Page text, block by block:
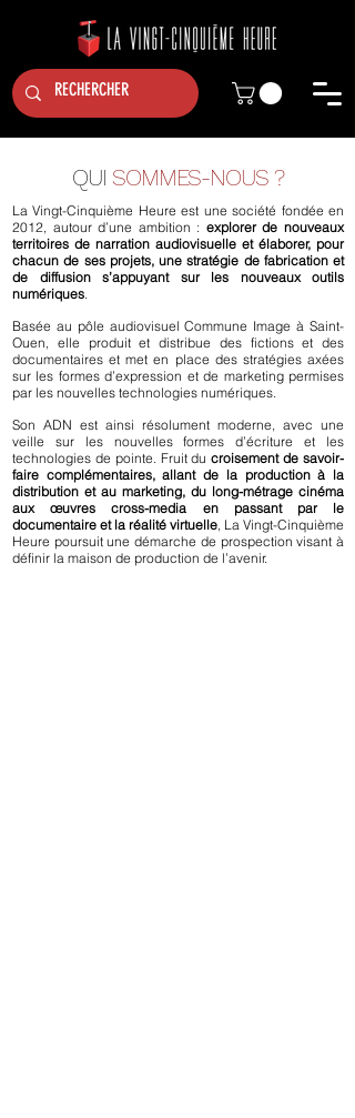
QUI SOMMES-NOUS ?
La Vingt-Cinquième Heure est une société fondée en
2012, autour d’une ambition : explorer de nouveaux
territoires de narration audiovisuelle et élaborer, pour
chacun de ses projets, une stratégie de fabrication et
de diffusion s’appuyant sur les nouveaux outils
numériques.
Basée au pôle audiovisuel Commune Image à Saint-
Ouen, elle produit et distribue des fictions et des
documentaires et met en place des stratégies axées
sur les formes d’expression et de marketing permises
par les nouvelles technologies numériques.
Son ADN est ainsi résolument moderne, avec une
veille sur les nouvelles formes d’écriture et les
technologies de pointe. Fruit ducroisement de savoir-
faire complémentaires, allant de la production à la
distribution et au marketing, du long-métrage cinéma
aux œuvres cross-media en passant par le
documentaire et la réalité virtuelle, La Vingt-Cinquième
Heure poursuit une démarche de prospection visant à
définir la maison de production de l’avenir.